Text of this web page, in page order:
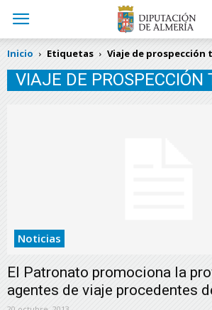
Inicio Etiquetas Viaje de prospección
VIAJE DE PROSPECCIÓN
Noticias
El Patronato promociona la
agentes de viaje procedentes